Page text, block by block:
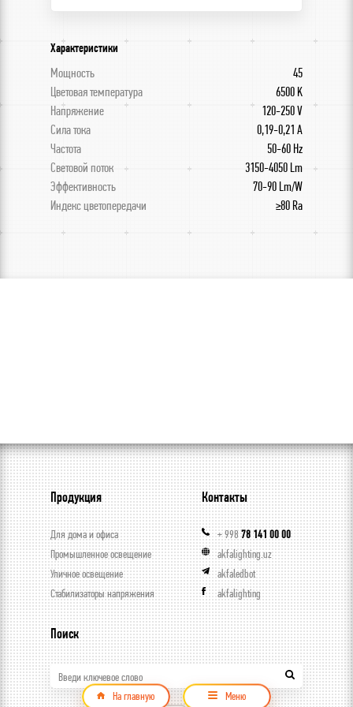
На главную Меню
Характеристики
Мощность
45
Цветовая температура
6500 K
Напряжение
120-250 V
Сила тока
0,19-0,21 A
Частота
50-60 Hz
Световой поток
3150-4050 Lm
Эффективность
70-90 Lm/W
Индекс цветопередачи
≥80 Ra
Продукция
Для дома и офиса
Промышленное освещение
Уличное освещение
Стабилизаторы напряжения
Контакты
+ 99878 141 00 00
akfalighting.uz
akfaledbot
akfalighting
Поиск
Введи ключевое слово